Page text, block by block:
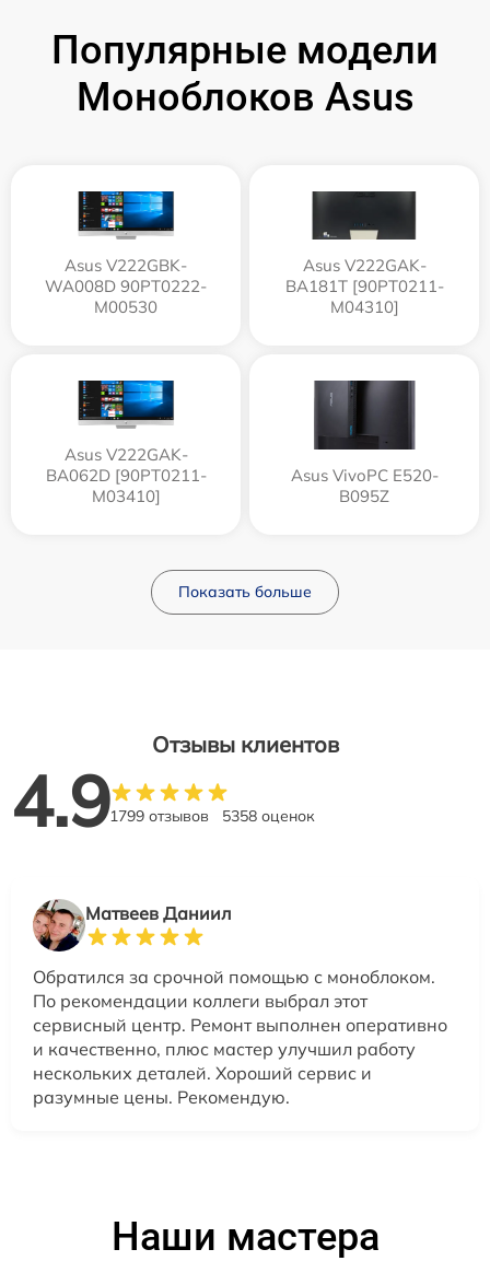
Популярные модели
Моноблоков Asus
Asus V222GBK-
WA008D 90PT0222-
M00530
Asus V222GAK-
BA181T [90PT0211-
M04310]
Asus V222GAK-
BA062D [90PT0211-
M03410]
Asus VivoPC E520-
B095Z
Показать больше
Отзывы клиентов
4.91799 отзывов 5358 оценок
Матвеев Даниил
Обратился за срочной помощью с моноблоком.
По рекомендации коллеги выбрал этот
сервисный центр. Ремонт выполнен оперативно
и качественно, плюс мастер улучшил работу
нескольких деталей. Хороший сервис и
разумные цены. Рекомендую.
Наши мастера